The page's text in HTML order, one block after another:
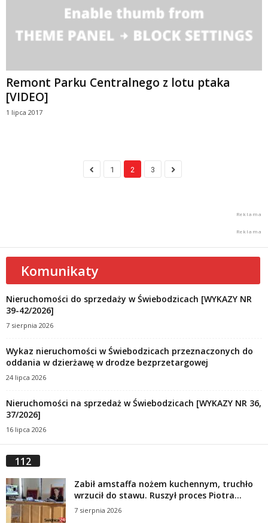
Remont Parku Centralnego z lotu ptaka
[VIDEO]
1 lipca 2017
1 2 3
Komunikaty
Nieruchomości do sprzedaży w Świebodzicach [WYKAZY NR
39-42/2026]
7 sierpnia 2026
Wykaz nieruchomości w Świebodzicach przeznaczonych do
oddania w dzierżawę w drodze bezprzetargowej
24 lipca 2026
Nieruchomości na sprzedaż w Świebodzicach [WYKAZY NR 36,
37/2026]
16 lipca 2026
112
Zabił amstaffa nożem kuchennym, truchło
wrzucił do stawu. Ruszył proces Piotra...
7 sierpnia 2026